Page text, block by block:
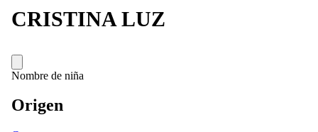
CRISTINA LUZ
Nombre de niña
Origen